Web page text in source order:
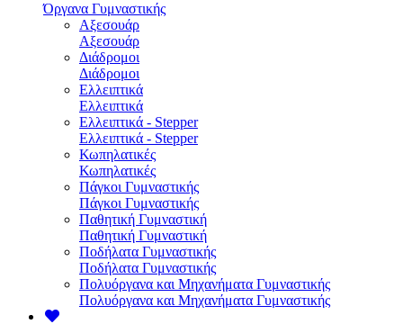
Όργανα Γυμναστικής
Αξεσουάρ
Αξεσουάρ
Διάδρομοι
Διάδρομοι
Ελλειπτικά
Ελλειπτικά
Ελλειπτικά - Stepper
Ελλειπτικά - Stepper
Κωπηλατικές
Κωπηλατικές
Πάγκοι Γυμναστικής
Πάγκοι Γυμναστικής
Παθητική Γυμναστική
Παθητική Γυμναστική
Ποδήλατα Γυμναστικής
Ποδήλατα Γυμναστικής
Πολυόργανα και Μηχανήματα Γυμναστικής
Πολυόργανα και Μηχανήματα Γυμναστικής